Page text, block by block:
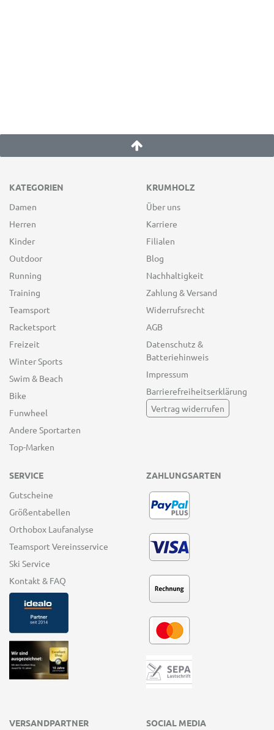
KATEGORIEN
Damen
Herren
Kinder
Outdoor
Running
Training
Teamsport
Racketsport
Freizeit
Winter Sports
Swim & Beach
Bike
Funwheel
Andere Sportarten
Top-Marken
KRUMHOLZ
Über uns
Karriere
Filialen
Blog
Nachhaltigkeit
Zahlung & Versand
Widerrufsrecht
AGB
Datenschutz &
Batteriehinweis
Impressum
Barrierefreiheitserklärung
Vertrag widerrufen
SERVICE
Gutscheine
Größentabellen
Orthobox Laufanalyse
Teamsport Vereinsservice
Ski Service
Kontakt & FAQ
ZAHLUNGSARTEN
VERSANDPARTNER SOCIAL MEDIA